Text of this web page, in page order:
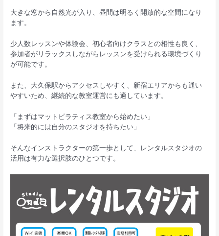
大きな窓から自然光が入り、昼間は明るく開放的な空間になり
ます。
少人数レッスンや体験会、初心者向けクラスとの相性も良く、
参加者がリラックスしながらレッスンを受けられる環境づくり
が可能です。
また、大久保駅からアクセスしやすく、新宿エリアからも通い
やすいため、継続的な教室運営にも適しています。
「まずはマットピラティス教室から始めたい」
「将来的には自分のスタジオを持ちたい」
そんなインストラクターの第一歩として、レンタルスタジオの
活用は有力な選択肢のひとつです。